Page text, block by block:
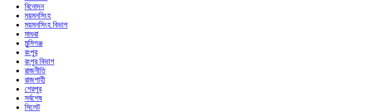
বিনোদন
ময়মনসিংহ
ময়মনসিংহ বিভাগ
মাগুরা
মুন্সিগঞ্জ
রংপুর
রংপুর বিভাগ
রাজনীতি
রাজশাহী
শেরপুর
সর্বশেষ
সিলেট